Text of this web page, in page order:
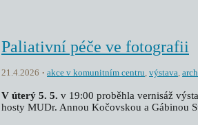
Paliativní péče ve fotografii
21.4.2026 akce v komunitním centru, výstava,
V úterý 5. 5. v 19:00 proběhla vernisáž
hosty MUDr. Annou Kočovskou a Gábinou